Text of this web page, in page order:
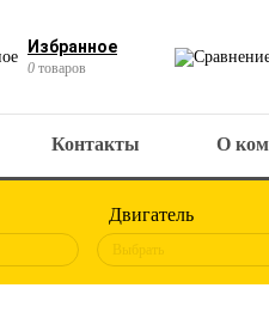
Избранное
0 товаров
Контакты О
Двигатель
Выбрать